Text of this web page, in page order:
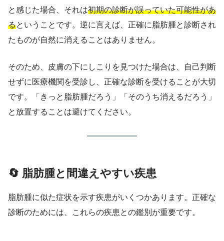
と感じた場合、それは初期の診断が誤っていた可能性があ
るということです。逆に言えば、正確に脂肪腫と診断され
たものが自然に消えることはありません。
そのため、皮膚の下にしこりを見つけた場合は、自己判断
せずに医療機関を受診し、正確な診断を受けることが大切
です。「きっと脂肪腫だろう」「そのうち消えるだろう」
と放置することは避けてください。
🔄 脂肪腫と間違えやすい疾患
脂肪腫に似た症状を示す疾患がいくつかあります。正確な
診断のためには、これらの疾患との鑑別が重要です。